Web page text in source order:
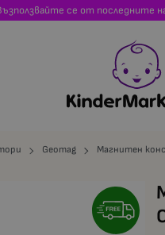
се от последните
Geomag Магнитен